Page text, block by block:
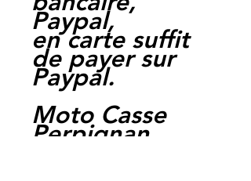
Paypal,
en carte suffit
de payer sur
Paypal.
Moto Casse
Perpignan